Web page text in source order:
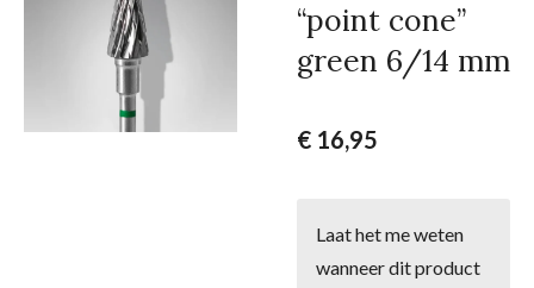
“point cone”
green 6/14 mm
€ 16,95
Laat het me weten
wanneer dit product